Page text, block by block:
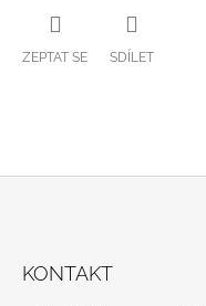
ZEPTAT SE SDÍLET
KONTAKT